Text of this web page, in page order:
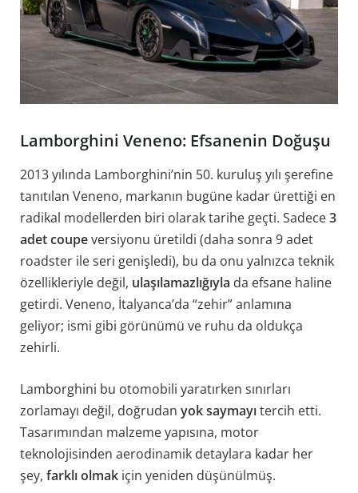
Lamborghini Veneno: Efsanenin Doğuşu
2013 yılında Lamborghini’nin 50. kuruluş yılı şerefine
tanıtılan Veneno, markanın bugüne kadar ürettiği en
radikal modellerden biri olarak tarihe geçti. Sadece3
adet coupeversiyonu üretildi (daha sonra 9 adet
roadster ile seri genişledi), bu da onu yalnızca teknik
özellikleriyle değil, ulaşılamazlığıyla da efsane haline
getirdi. Veneno, İtalyanca’da “zehir” anlamına
geliyor; ismi gibi görünümü ve ruhu da oldukça
zehirli.
Lamborghini bu otomobili yaratırken sınırları
zorlamayı değil, doğrudan yok saymayıtercih etti.
Tasarımından malzeme yapısına, motor
teknolojisinden aerodinamik detaylara kadar her
şey, farklı olmak için yeniden düşünülmüş.